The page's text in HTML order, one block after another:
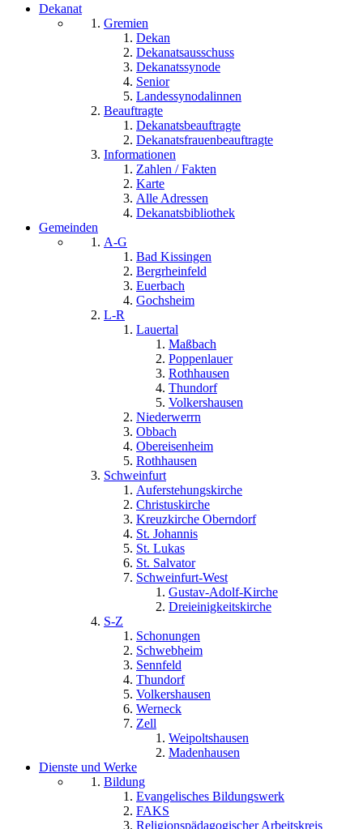
Dekanat
Gremien
Dekan
Dekanatsausschuss
Dekanatssynode
Senior
Landessynodalinnen
Beauftragte
Dekanatsbeauftragte
Dekanatsfrauenbeauftragte
Informationen
Zahlen / Fakten
Karte
Alle Adressen
Dekanatsbibliothek
Gemeinden
A-G
Bad Kissingen
Bergrheinfeld
Euerbach
Gochsheim
L-R
Lauertal
Maßbach
Poppenlauer
Rothhausen
Thundorf
Volkershausen
Niederwerrn
Obbach
Obereisenheim
Rothhausen
Schweinfurt
Auferstehungskirche
Christuskirche
Kreuzkirche Oberndorf
St. Johannis
St. Lukas
St. Salvator
Schweinfurt-West
Gustav-Adolf-Kirche
Dreieinigkeitskirche
S-Z
Schonungen
Schwebheim
Sennfeld
Thundorf
Volkershausen
Werneck
Zell
Weipoltshausen
Madenhausen
Dienste und Werke
Bildung
Evangelisches Bildungswerk
FAKS
Religionspädagogischer Arbeitskreis